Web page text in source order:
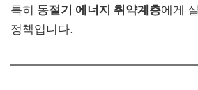
특히 동절기 에너지 취약계층에게
정책입니다.